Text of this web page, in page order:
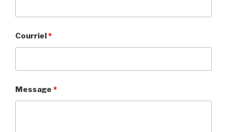
Courriel*
Message *